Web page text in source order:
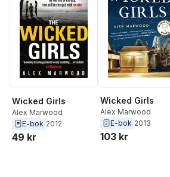
Wicked Girls
Alex Marwood
E-bok 2012
49 kr
Wicked Girls
Alex Marwood
E-bok 2013
103 kr